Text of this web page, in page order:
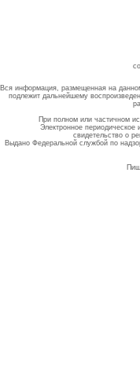
Вся информация, размещенная на
подлежит дальнейшему
При полном или частичном
Электронное периодическое
свидетельство о
Выдано Федеральной службой по